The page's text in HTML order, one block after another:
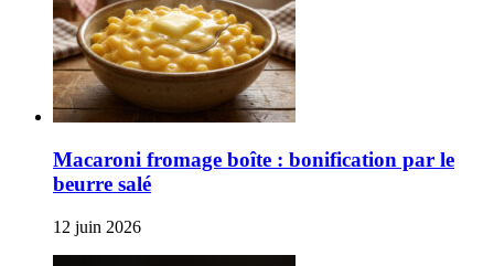
Macaroni fromage boîte : bonification par le
beurre salé
12 juin 2026